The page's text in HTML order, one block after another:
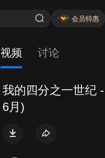
会员特惠
视频 讨论
我的四分之一世纪
6月)